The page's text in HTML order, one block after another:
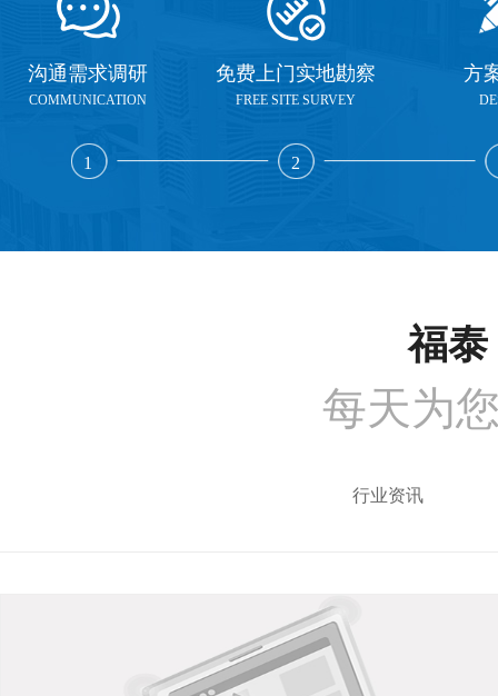
沟通需求调研
COMMUNICATION
1
免费上门实地勘察
FREE SITE SURVEY
2
方
福泰
每天为
行业资讯